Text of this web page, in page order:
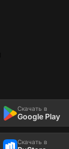
Скачать в
Google Play
Скачать в